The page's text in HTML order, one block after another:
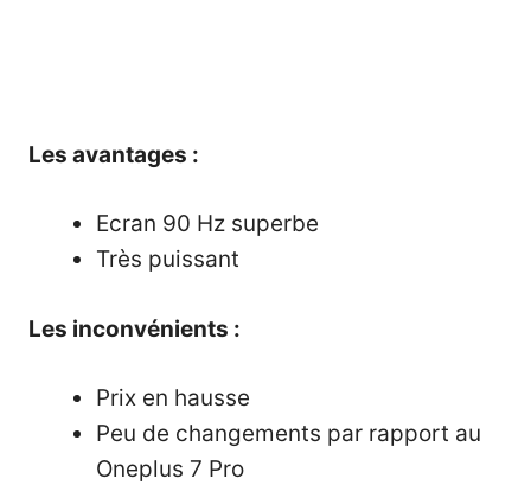
Les avantages :
Ecran 90 Hz superbe
Très puissant
Les inconvénients :
Prix en hausse
Peu de changements par rapport au
Oneplus 7 Pro